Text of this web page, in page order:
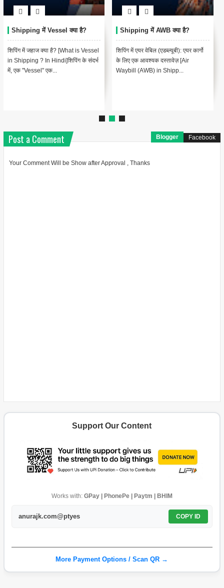
Shipping में Vessel क्या है?
शिपिंग में जहाज क्या है? [What is Vessel
in Shipping ? In Hindi]शिपिंग के संदर्भ
में, एक "Vessel" एक...
Shipping में AWB क्या है?
शिपिंग में एयर वेबिल (एडब्ल्यूबी): एयर कार्गो
के लिए एक आवश्यक दस्तावेज़ [Air
Waybill (AWB) in Shipp...
Post a Comment Blogger Facebook
Your Comment Will be Show after Approval , Thanks
Support Our Content
Works with: GPay | PhonePe | Paytm | BHIM
anurajk.com@ptyes COPY ID
More Payment Options / Scan QR →